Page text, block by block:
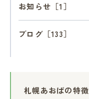
お知らせ［1］
ブログ［133］
札幌あおばの特徴